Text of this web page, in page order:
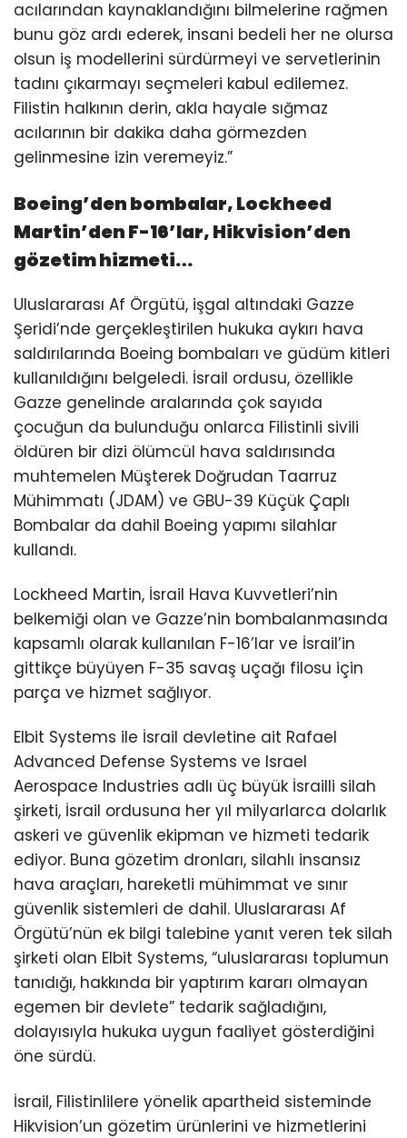
acılarından kaynaklandığını bilmelerine rağmen
bunu göz ardı ederek, insani bedeli her ne olursa
olsun iş modellerini sürdürmeyi ve servetlerinin
tadını çıkarmayı seçmeleri kabul edilemez.
Filistin halkının derin, akla hayale sığmaz
acılarının bir dakika daha görmezden
gelinmesine izin veremeyiz.”
Boeing’den bombalar, Lockheed
Martin’den F-16’lar, Hikvision’den
gözetim hizmeti…
Uluslararası Af Örgütü, işgal altındaki Gazze
Şeridi’nde gerçekleştirilen hukuka aykırı hava
saldırılarında Boeing bombaları ve güdüm kitleri
kullanıldığını belgeledi. İsrail ordusu, özellikle
Gazze genelinde aralarında çok sayıda
çocuğun da bulunduğu onlarca Filistinli sivili
öldüren bir dizi ölümcül hava saldırısında
muhtemelen Müşterek Doğrudan Taarruz
Mühimmatı (JDAM) ve GBU-39 Küçük Çaplı
Bombalar da dahil Boeing yapımı silahlar
kullandı.
Lockheed Martin, İsrail Hava Kuvvetleri’nin
belkemiği olan ve Gazze’nin bombalanmasında
kapsamlı olarak kullanılan F-16’lar ve İsrail’in
gittikçe büyüyen F-35 savaş uçağı filosu için
parça ve hizmet sağlıyor.
Elbit Systems ile İsrail devletine ait Rafael
Advanced Defense Systems ve Israel
Aerospace Industries adlı üç büyük İsrailli silah
şirketi, İsrail ordusuna her yıl milyarlarca dolarlık
askeri ve güvenlik ekipman ve hizmeti tedarik
ediyor. Buna gözetim dronları, silahlı insansız
hava araçları, hareketli mühimmat ve sınır
güvenlik sistemleri de dahil. Uluslararası Af
Örgütü’nün ek bilgi talebine yanıt veren tek silah
şirketi olan Elbit Systems, “uluslararası toplumun
tanıdığı, hakkında bir yaptırım kararı olmayan
egemen bir devlete” tedarik sağladığını,
dolayısıyla hukuka uygun faaliyet gösterdiğini
öne sürdü.
İsrail, Filistinlilere yönelik apartheid sisteminde
Hikvision’un gözetim ürünlerini ve hizmetlerini